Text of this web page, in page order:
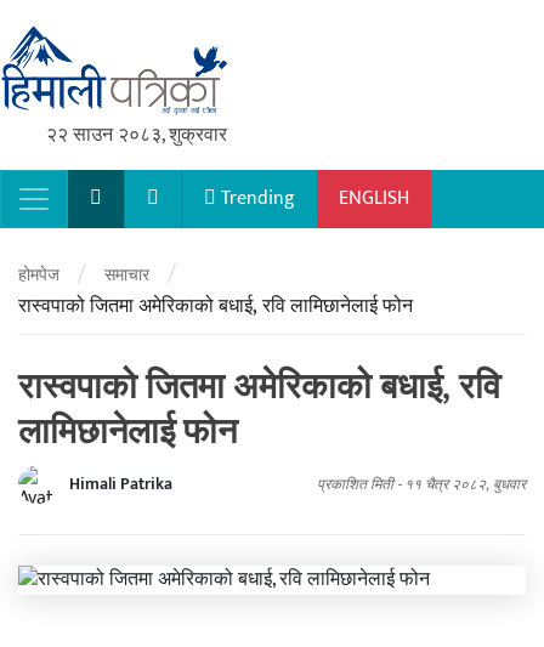
२२ साउन २०८३, शुक्रवार
Main Navigation
Trending ENGLISH
होमपेज / समाचार /
रास्वपाको जितमा अमेरिकाको बधाई, रवि लामिछानेलाई फोन
रास्वपाको जितमा अमेरिकाको बधाई, रवि
लामिछानेलाई फोन
Himali Patrika प्रकाशित मिती - ११ चैत्र २०८२, बुधवार